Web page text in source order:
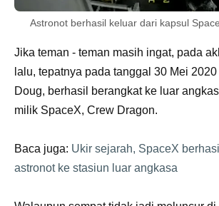
Astronot berhasil keluar dari kapsul
Jika teman - teman masih ingat, pada
lalu, tepatnya pada tanggal 30 Mei
Doug, berhasil berangkat ke luar
milik SpaceX, Crew Dragon.
Baca juga: Ukir sejarah, SpaceX
astronot ke stasiun luar angkasa